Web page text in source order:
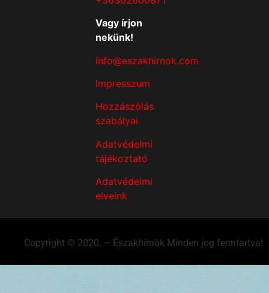
Vagy írjon
nekünk!
info@eszakhirnok.com
Impresszum
Hozzászólás
szabályai
Adatvédelmi
tájékoztató
Adatvédelmi
elveink
Copyright © 2020. – Északhírnök Minden jog fenntartva!